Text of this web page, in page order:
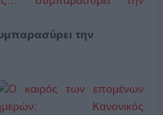
την